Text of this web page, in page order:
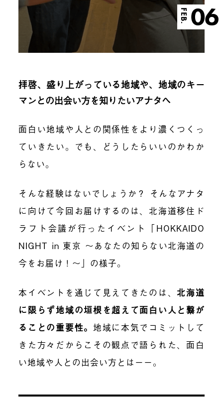
FEB. 06
拝啓、盛り上がっている地域や、地域のキー
マンとの出会い方を知りたいアナタへ
面白い地域や人との関係性をより濃くつくっ
ていきたい。でも、どうしたらいいのかわか
らない。
そんな経験はないでしょうか？ そんなアナタ
に向けて今回お届けするのは、北海道移住ド
ラフト会議が行ったイベント「HOKKAIDO
NIGHT in 東京 〜あなたの知らない北海道の
今をお届け！〜」の様子。
本イベントを通じて見えてきたのは、 北海道
に限らず地域の垣根を超えて面白い人と繋が
ることの重要性。 地域に本気でコミットして
きた方々だからこその観点で語られた、面白
い地域や人との出会い方とはーー。